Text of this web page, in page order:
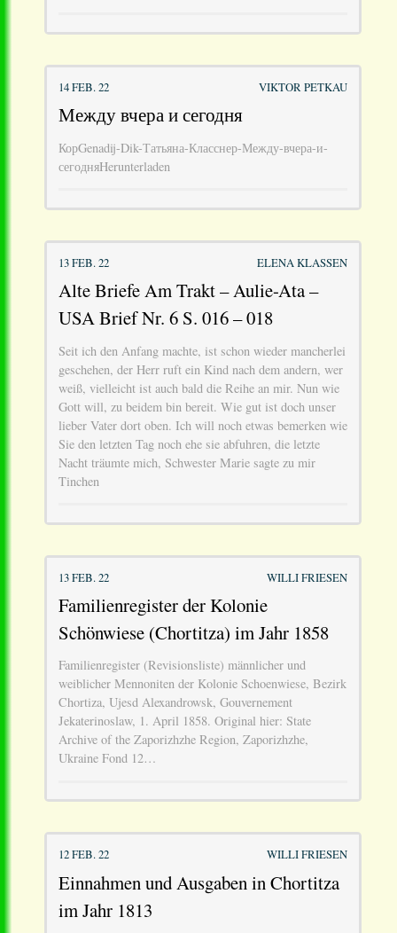
14 FEB. 22 VIKTOR PETKAU
Между вчера и сегодня
КорGenadij-Dik-Татьяна-Класснер-Между-вчера-и-
сегодняHerunterladen
13 FEB. 22 ELENA KLASSEN
Alte Briefe Am Trakt – Aulie-Ata –
USA Brief Nr. 6 S. 016 – 018
Seit ich den Anfang machte, ist schon wieder mancherlei
geschehen, der Herr ruft ein Kind nach dem andern, wer
weiß, vielleicht ist auch bald die Reihe an mir. Nun wie
Gott will, zu beidem bin bereit. Wie gut ist doch unser
lieber Vater dort oben. Ich will noch etwas bemerken wie
Sie den letzten Tag noch ehe sie abfuhren, die letzte
Nacht träumte mich, Schwester Marie sagte zu mir
Tinchen
13 FEB. 22 WILLI FRIESEN
Familienregister der Kolonie
Schönwiese (Chortitza) im Jahr 1858
Familienregister (Revisionsliste) männlicher und
weiblicher Mennoniten der Kolonie Schoenwiese, Bezirk
Chortiza, Ujesd Alexandrowsk, Gouvernement
Jekaterinoslaw, 1. April 1858. Original hier: State
Archive of the Zaporizhzhe Region, Zaporizhzhe,
Ukraine Fond 12…
12 FEB. 22 WILLI FRIESEN
Einnahmen und Ausgaben in Chortitza
im Jahr 1813